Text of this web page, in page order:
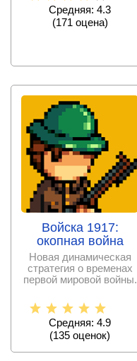
Средняя: 4.3
(171 оценa)
Войска 1917:
окопная война
Новая динамическая
стратегия о временах
первой мировой войны.
Средняя: 4.9
(135 оценок)